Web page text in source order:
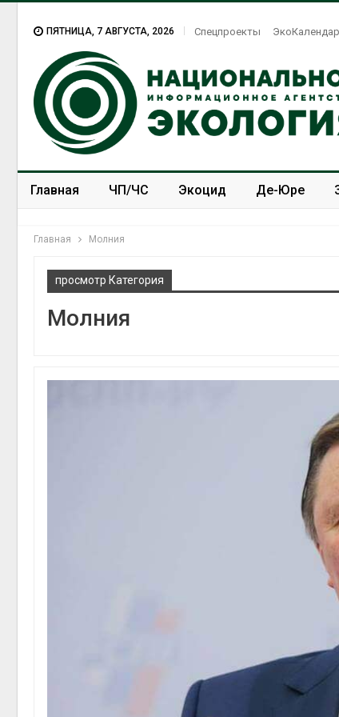
ПЯТНИЦА, 7 АВГУСТА, 2026 Спецпроекты
Главная ЧП/ЧС Экоцид Де-Юре
Главная Молния
просмотр Категория
Молния
В Кении противников
строительства АЭС
проверяют по статье о
терроризме
Авг
Авг
Авг